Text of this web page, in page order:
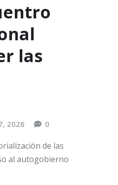
las
2026 0
de las
al autogobierno